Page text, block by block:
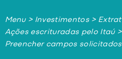
Menu > Investimentos >
Ações escrituradas pelo Itaú
Preencher campos